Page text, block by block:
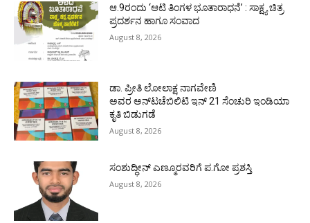
ಆ.9ರಂದು ‘ಆಟಿ ತಿಂಗಳ ಭೂತಾರಾಧನೆ’ : ಸಾಕ್ಷ್ಯ ಚಿತ್ರ
ಪ್ರದರ್ಶನ ಹಾಗೂ ಸಂವಾದ
August 8, 2026
ಡಾ. ಪ್ರೀತಿ ಲೋಲಾಕ್ಷ ನಾಗವೇಣಿ
ಅವರ ಅನ್‌ಟಚೆಬಿಲಿಟಿ ಇನ್ 21 ಸೆಂಚುರಿ ಇಂಡಿಯಾ
ಕೃತಿ ಬಿಡುಗಡೆ
August 8, 2026
ಸಂಶುದ್ಧೀನ್ ಎಣ್ಮೂರವರಿಗೆ ಪ.ಗೋ ಪ್ರಶಸ್ತಿ
August 8, 2026